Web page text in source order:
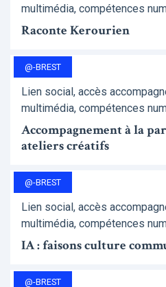
multimédia, compétences
Raconte Kerourien
@-BREST
Lien social, accès
multimédia, compétences
Accompagnement à la
ateliers créatifs
@-BREST
Lien social, accès
multimédia, compétences
IA : faisons culture
@-BREST